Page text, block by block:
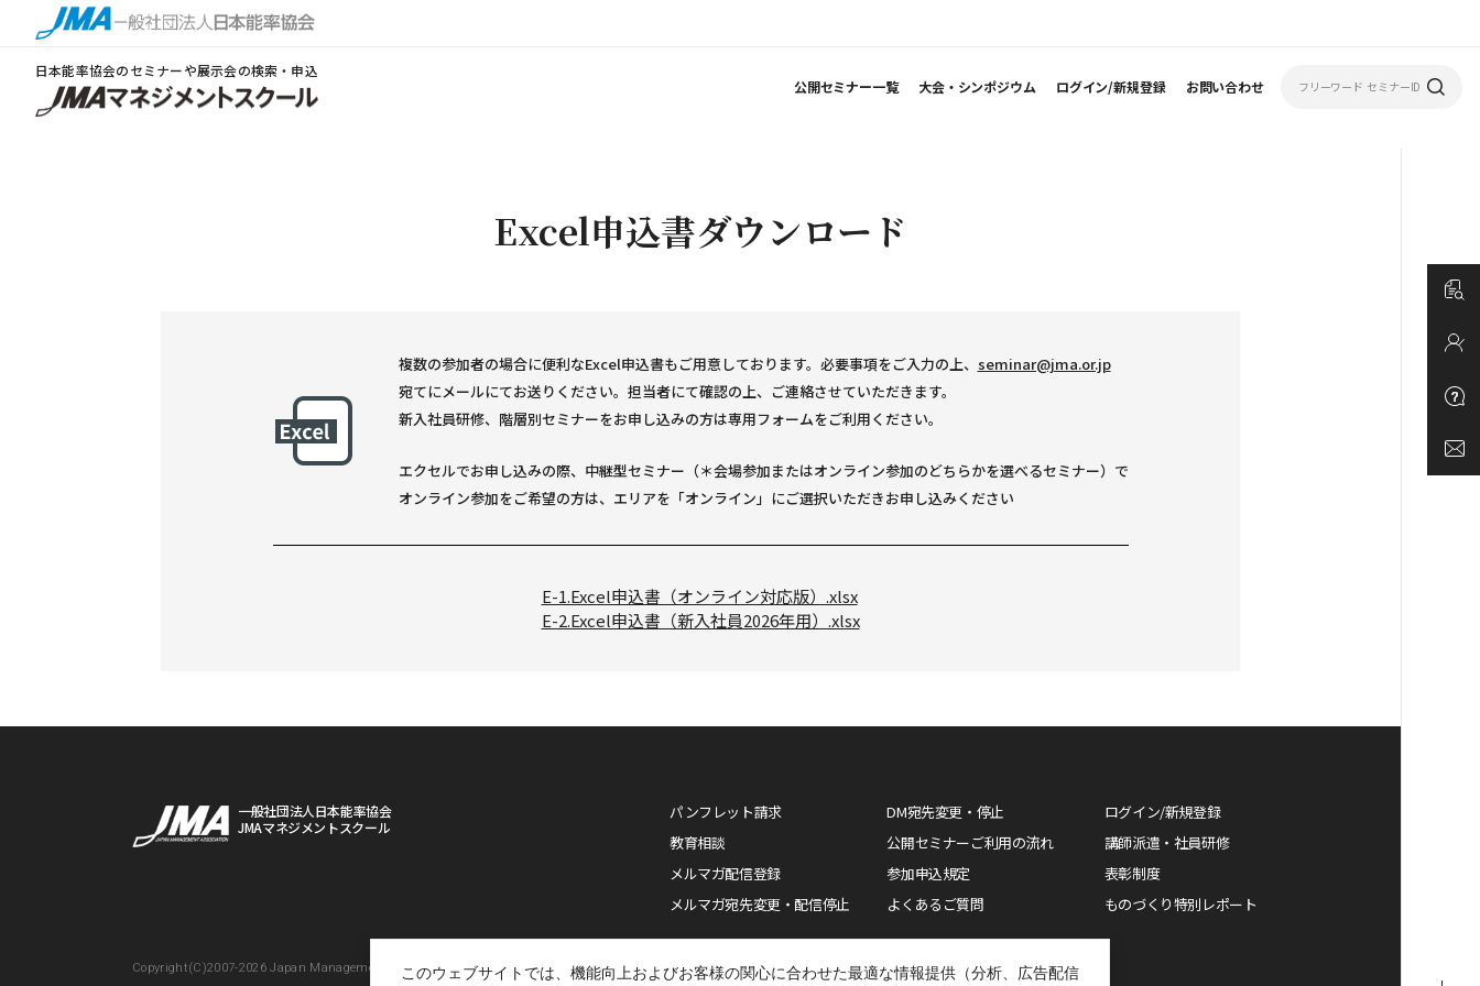
このウェブサイトでは、機能向上およびお客様の関心に合わせた最適な情報提供（分析、広告配信
日本能率協会のセミナーや展示会の検索・申込
公開セミナー一覧
大会・シンポジウム ログイン/新規登録 お問い合わせ
Excel申込書ダウンロード
複数の参加者の場合に便利なExcel申込書もご用意しております。必要事項をご入力の上、 seminar@jma.or.jp
宛てにメールにてお送りください。担当者にて確認の上、ご連絡させていただきます。
新入社員研修、階層別セミナーをお申し込みの方は専用フォームをご利用ください。
エクセルでお申し込みの際、中継型セミナー（＊会場参加またはオンライン参加のどちらかを選べるセミナー）で
オンライン参加をご希望の方は、エリアを「オンライン」にご選択いただきお申し込みください
E-1.Excel申込書（オンライン対応版）.xlsx
E-2.Excel申込書（新入社員2026年用）.xlsx
一般社団法人日本能率協会
JMAマネジメントスクール
パンフレット請求
教育相談
メルマガ配信登録
メルマガ宛先変更・配信停止
DM宛先変更・停止
公開セミナーご利用の流れ
参加申込規定
よくあるご質問
ログイン/新規登録
講師派遣・社員研修
表彰制度
ものづくり特別レポート
Copyright(C)2007-2026 Japan Management Association All Rights Reserved.